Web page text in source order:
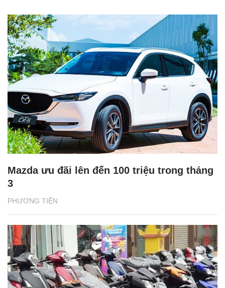
PHƯƠNG TIỆN
Mazda ưu đãi lên đến 100 triệu trong tháng
3